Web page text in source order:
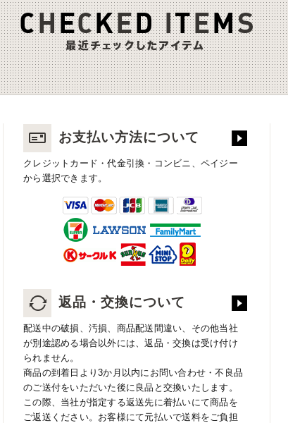
お支払い方法について
クレジットカード・代金引換・コンビニ、ペイジー
から選択できます。
返品・交換について
配送中の破損、汚損、商品配送間違い、その他当社
が別途認める場合以外には、返品・交換は受け付け
られません。
商品の到着日より3か月以内にお問い合わせ・不良品
のご送付をいただいた後に良品と交換いたします。
この際、当社が指定する返送先に着払いにて商品を
ご返送ください。お客様にて元払いで送料をご負担